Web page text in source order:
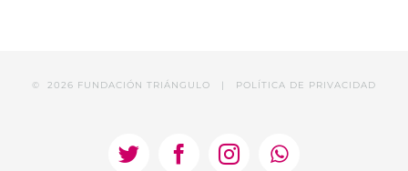
© 2026 FUNDACIÓN TRIÁNGULO | POLÍTICA DE PRIVACIDAD
TwitterFacebookInstagramWhatsApp